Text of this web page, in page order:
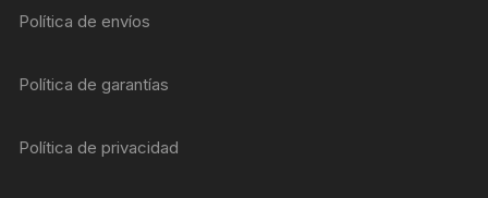
Política de envíos
Política de garantías
Política de privacidad